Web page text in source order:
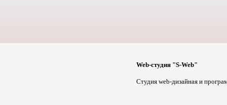
Web-студия "S-Web"
Студия web-дизайная и